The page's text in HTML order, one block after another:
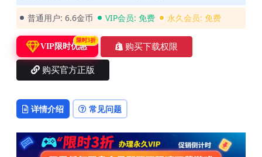
普通用户: 6.6金币 VIP会员: 免费 永久会员: 免费
VIP限时优惠
限时3折
购买下载权限
购买官方正版
详情介绍 常见问题